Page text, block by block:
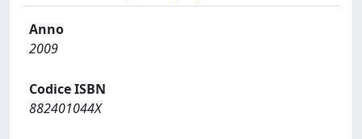
Anno
2009
Codice ISBN
882401044X